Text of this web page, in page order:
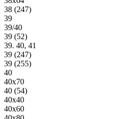
38 (247)
39
39/40
39 (52)
39. 40, 41
39 (247)
39 (255)
40
40х70
40 (54)
40х40
40х60